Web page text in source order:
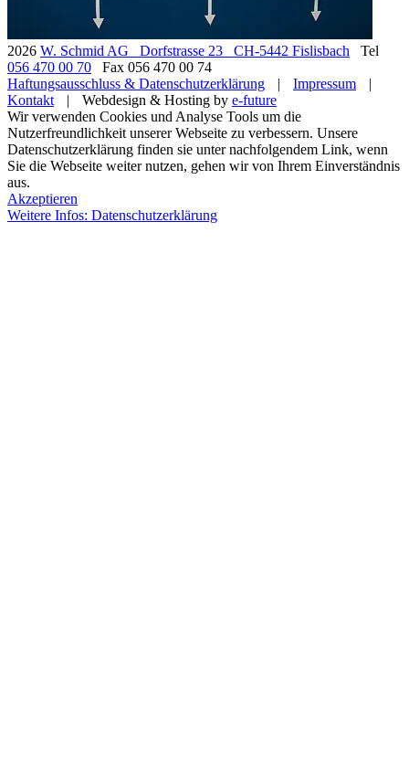
2026 W. Schmid AG Dorfstrasse 23 CH-5442 Fislisbach
Tel
056 470 00 70
Fax 056 470 00 74
Haftungsausschluss & Datenschutzerklärung
| Impressum
|
Kontakt
| Webdesign & Hosting by e-future
Wir verwenden Cookies und Analyse Tools um die
Nutzerfreundlichkeit unserer Webseite zu verbessern. Unsere
Datenschutzerklärung finden sie unter nachfolgendem Link, wenn
Sie die Webseite weiter nutzen, gehen wir von Ihrem Einverständnis
aus.
Akzeptieren
Weitere Infos: Datenschutzerklärung